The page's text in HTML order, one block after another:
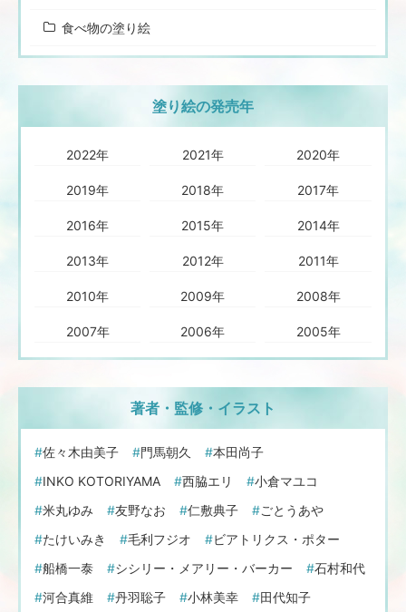
食べ物の塗り絵
塗り絵の発売年
2022年 2021年 2020年
2019年 2018年 2017年
2016年 2015年 2014年
2013年 2012年 2011年
2010年 2009年 2008年
2007年 2006年 2005年
著者・監修・イラスト
佐々木由美子 門馬朝久
本田尚子
INKO KOTORIYAMA
西脇エリ
小倉マユコ
米丸ゆみ
友野なお 仁敷典子
ごとうあや
たけいみき
毛利フジオ
ビアトリクス・ポター
船橋一泰
シシリー・メアリー・バーカー
石村和代
河合真維
丹羽聡子 小林美幸
田代知子